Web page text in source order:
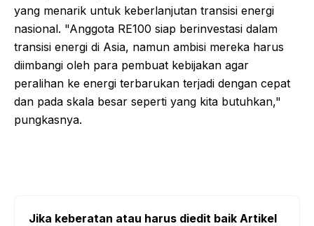
yang menarik untuk keberlanjutan transisi energi
nasional. "Anggota RE100 siap berinvestasi dalam
transisi energi di Asia, namun ambisi mereka harus
diimbangi oleh para pembuat kebijakan agar
peralihan ke energi terbarukan terjadi dengan cepat
dan pada skala besar seperti yang kita butuhkan,"
pungkasnya.
Jika keberatan atau harus diedit baik Artikel